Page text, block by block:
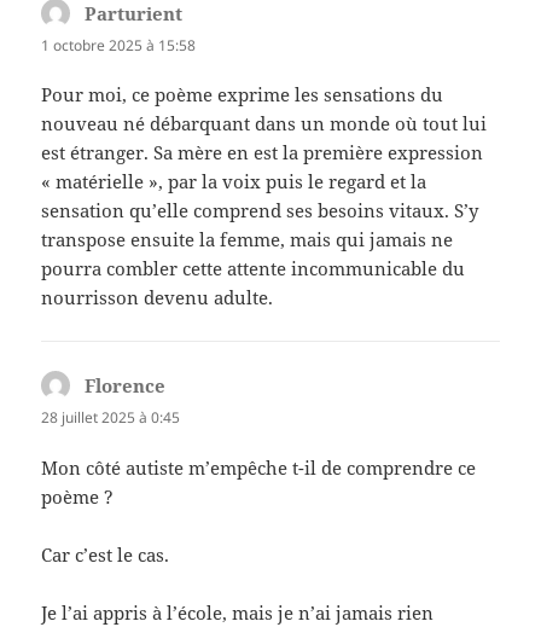
Parturient
1 octobre 2025 à 15:58
Pour moi, ce poème exprime les sensations du
nouveau né débarquant dans un monde où tout lui
est étranger. Sa mère en est la première expression
« matérielle », par la voix puis le regard et la
sensation qu’elle comprend ses besoins vitaux. S’y
transpose ensuite la femme, mais qui jamais ne
pourra combler cette attente incommunicable du
nourrisson devenu adulte.
Florence
28 juillet 2025 à 0:45
Mon côté autiste m’empêche t-il de comprendre ce
poème ?
Car c’est le cas.
Je l’ai appris à l’école, mais je n’ai jamais rien